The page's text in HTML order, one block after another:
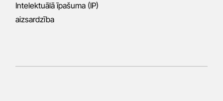
Intelektuālā īpašuma (IP)
aizsardzība